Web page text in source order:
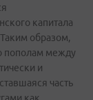
капитала
образом,
пополам между
и
часть
как